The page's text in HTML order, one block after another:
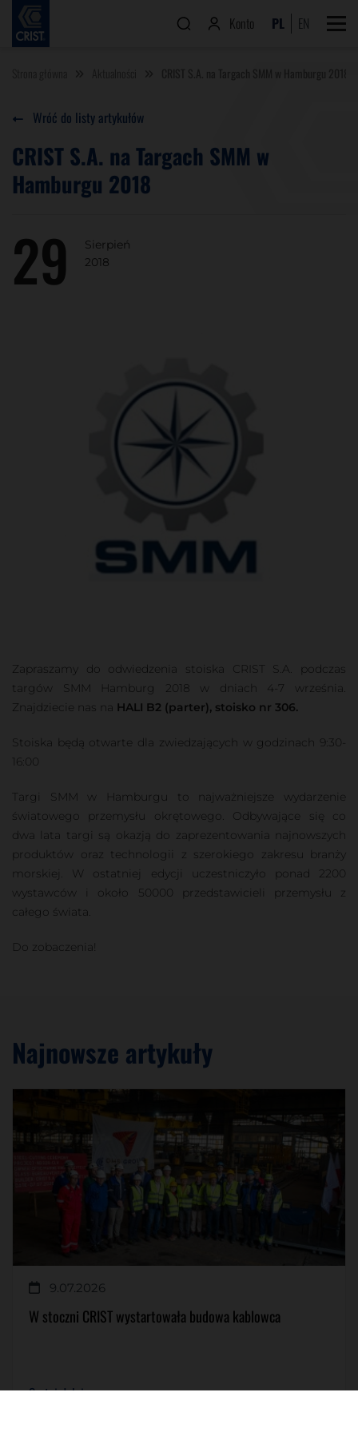
Konto PL EN
CRIST S.A. na Targach SMM w
Hamburgu 2018
29
Sierpień
2018
Wróć do listy artykułów
Zapraszamy do odwiedzenia stoiska CRIST S.A. podczas
targów SMM Hamburg 2018 w dniach 4-7 września.
Znajdziecie nas na HALI B2 (parter), stoisko nr 306.
Stoiska będą otwarte dla zwiedzających w godzinach 9:30-
16:00
Targi SMM w Hamburgu to najważniejsze wydarzenie
światowego przemysłu okrętowego. Odbywające się co
dwa lata targi są okazją do zaprezentowania najnowszych
produktów oraz technologii z szerokiego zakresu branży
morskiej. W ostatniej edycji uczestniczyło ponad 2200
wystawców i około 50000 przedstawicieli przemysłu z
całego świata.
Do zobaczenia!
Najnowsze artykuły
9.07.2026
W stoczni CRIST wystartowała budowa kablowca
Czytaj dalej